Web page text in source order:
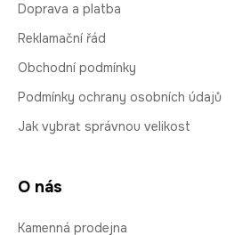
Doprava a platba
Reklamační řád
Obchodní podmínky
Podmínky ochrany osobních údajů
Jak vybrat správnou velikost
O nás
Kamenná prodejna